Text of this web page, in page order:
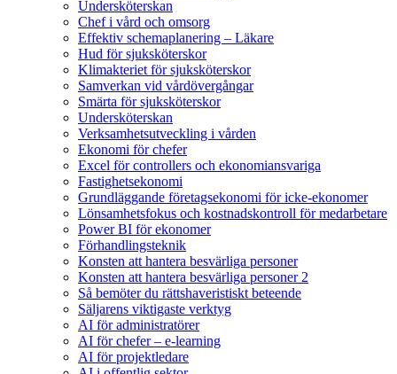
Undersköterskan
Chef i vård och omsorg
Effektiv schemaplanering – Läkare
Hud för sjuksköterskor
Klimakteriet för sjuksköterskor
Samverkan vid vårdövergångar
Smärta för sjuksköterskor
Undersköterskan
Verksamhetsutveckling i vården
Ekonomi för chefer
Excel för controllers och ekonomiansvariga
Fastighetsekonomi
Grundläggande företagsekonomi för icke-ekonomer
Lönsamhetsfokus och kostnadskontroll för medarbetare
Power BI för ekonomer
Förhandlingsteknik
Konsten att hantera besvärliga personer
Konsten att hantera besvärliga personer 2
Så bemöter du rättshaveristiskt beteende
Säljarens viktigaste verktyg
AI för administratörer
AI för chefer – e-learning
AI för projektledare